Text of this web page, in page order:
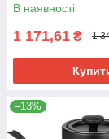
В наявності
1 171,61 ₴ 1
–13%